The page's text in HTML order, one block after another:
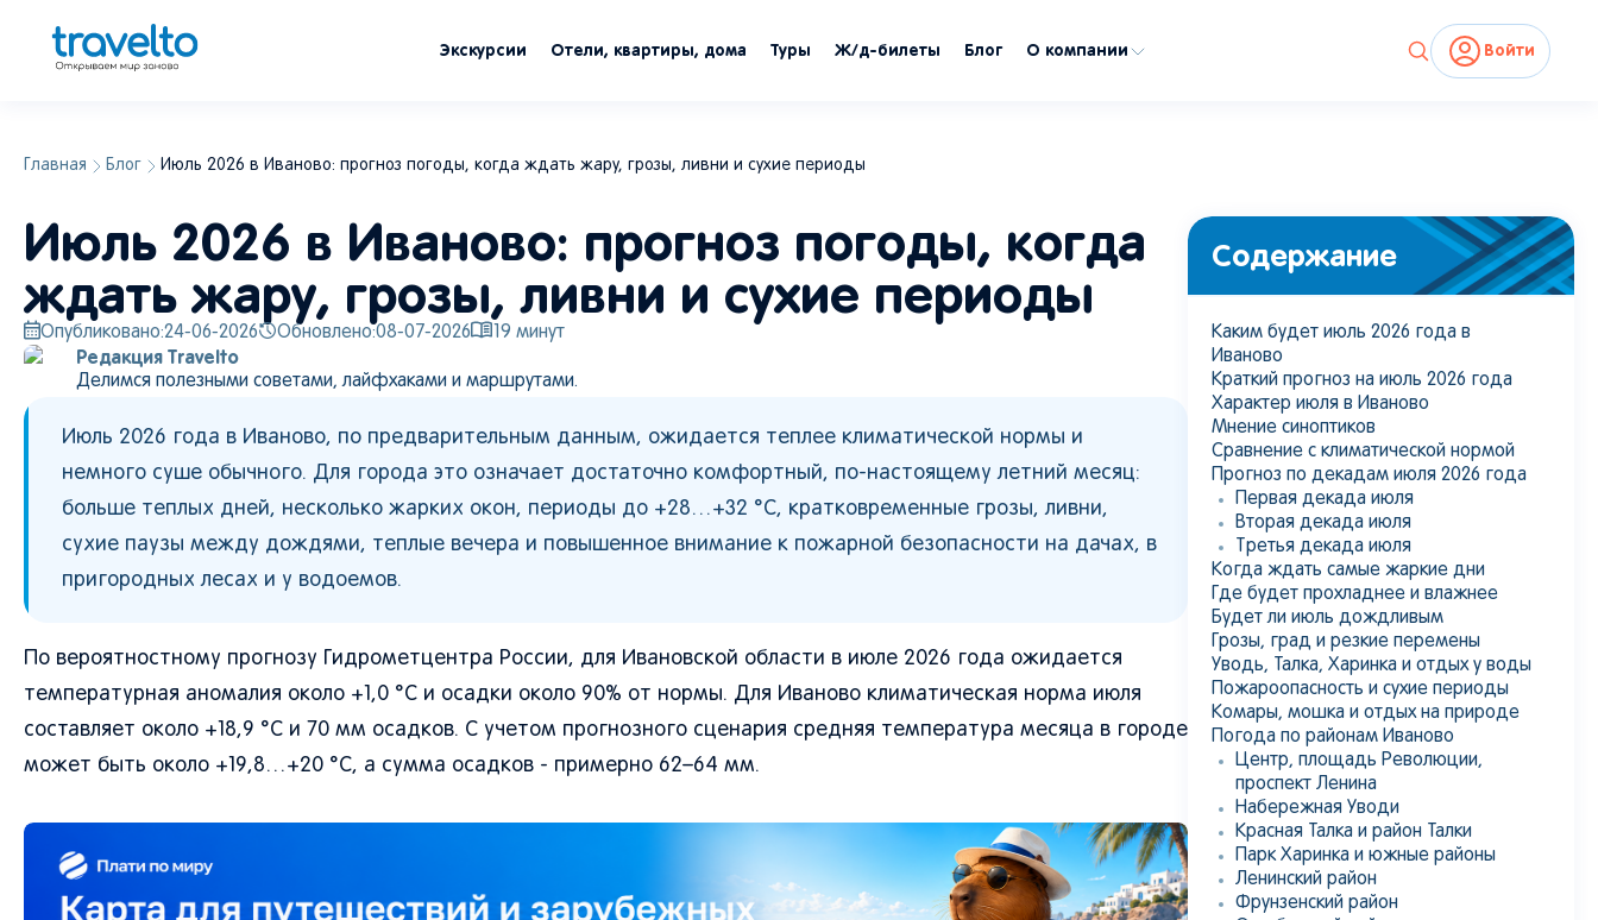
Экскурсии Отели, квартиры, дома Туры Ж/д-билеты Блог О компании Войти
Главная Блог Июль 2026 в Иваново: прогноз погоды, когда ждать жару, грозы, ливни и сухие периоды
Июль 2026 в Иваново: прогноз погоды, когда
ждать жару, грозы, ливни и сухие периоды
Опубликовано:24-06-2026 Обновлено:08-07-2026 19 минут
Редакция Travelto
Делимся полезными советами, лайфхаками и маршрутами.
Июль 2026 года в Иваново, по предварительным данным, ожидается теплее климатической нормы и
немного суше обычного. Для города это означает достаточно комфортный, по-настоящему летний месяц:
больше теплых дней, несколько жарких окон, периоды до +28…+32 °C, кратковременные грозы, ливни,
сухие паузы между дождями, теплые вечера и повышенное внимание к пожарной безопасности на дачах, в
пригородных лесах и у водоемов.
По вероятностному прогнозу Гидрометцентра России, для Ивановской области в июле 2026 года ожидается
температурная аномалия около +1,0 °C и осадки около 90% от нормы. Для Иваново климатическая норма июля
составляет около +18,9 °C и 70 мм осадков. С учетом прогнозного сценария средняя температура месяца в городе
может быть около +19,8…+20 °C, а сумма осадков - примерно 62–64 мм.
Содержание
Каким будет июль 2026 года в
Иваново
Краткий прогноз на июль 2026 года
Характер июля в Иваново
Мнение синоптиков
Сравнение с климатической нормой
Прогноз по декадам июля 2026 года
Первая декада июля
Вторая декада июля
Третья декада июля
Когда ждать самые жаркие дни
Где будет прохладнее и влажнее
Будет ли июль дождливым
Грозы, град и резкие перемены
Уводь, Талка, Харинка и отдых у воды
Пожароопасность и сухие периоды
Комары, мошка и отдых на природе
Погода по районам Иваново
Центр, площадь Революции,
проспект Ленина
Набережная Уводи
Красная Талка и район Талки
Парк Харинка и южные районы
Ленинский район
Фрунзенский район